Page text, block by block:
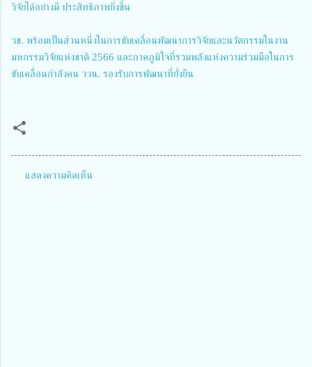
วิจัยได้อย่างมี ประสิทธิภาพยิ่งขึ้น
วช. พร้อมเป็นส่วนหนึ่งในการขับเคลื่อนพัฒนาการวิจัยและนวัตกรรมในงาน
มหกรรมวิจัยแห่งชาติ 2566 และภาคภูมิใจที่รวมพลังแห่งความร่วมมือในการ
ขับเคลื่อนกำลังคน ววน. รองรับการพัฒนาที่ยั่งยืน
แสดงความคิดเห็น